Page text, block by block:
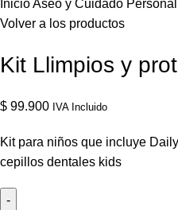
InicioAseo y Cuidado Personal
Volver a los productos
Kit Llimpios y
$ 99.900 IVA Incluido
Kit para niños que incluye
cepillos dentales kids